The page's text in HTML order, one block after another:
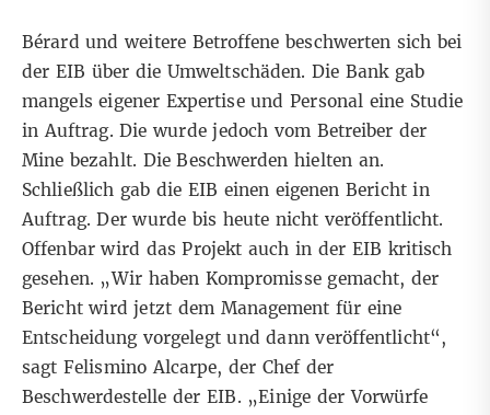
Bérard und weitere Betroffene beschwerten sich bei
der EIB über die Umweltschäden. Die Bank gab
mangels eigener Expertise und Personal eine Studie
in Auftrag. Die wurde jedoch vom Betreiber der
Mine bezahlt. Die Beschwerden hielten an.
Schließlich gab die EIB einen eigenen Bericht in
Auftrag. Der wurde bis heute nicht veröffentlicht.
Offenbar wird das Projekt auch in der EIB kritisch
gesehen. „Wir haben Kompromisse gemacht, der
Bericht wird jetzt dem Management für eine
Entscheidung vorgelegt und dann veröffentlicht“,
sagt Felismino Alcarpe, der Chef der
Beschwerdestelle der EIB. „Einige der Vorwürfe